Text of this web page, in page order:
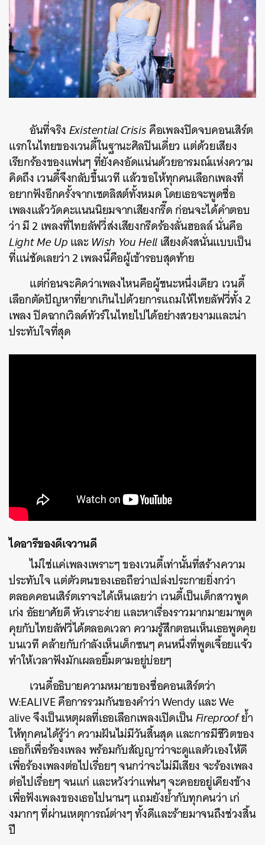
อันที่จริงExistential Crisisคือเพลงปิดจบคอนเสิร์ต
แรกในไทยของเวนดี้ในฐานะศิลปินเดี่ยว แต่ด้วยเสียง
เรียกร้องของแฟนๆ ที่ยังคงอัดแน่นด้วยอารมณ์แห่งความ
คิดถึง เวนดี้จึงกลับขึ้นเวที แล้วขอให้ทุกคนเลือกเพลงที่
อยากฟังอีกครั้งจากเซตลิสต์ทั้งหมด โดยเธอจะพูดชื่อ
เพลงแล้ววัดคะแนนนิยมจากเสียงกรี๊ด ก่อนจะได้คำตอบ
ว่า มี 2 เพลงที่ไทยลัฟวี่ส่งเสียงกรีดร้องลั่นฮอลล์ นั่นคือ
Light Me Upและ Wish You Hellเสียงดังสนั่นแบบเป็น
ที่แน่ชัดเลยว่า 2 เพลงนี้คือผู้เข้ารอบสุดท้าย
แต่ก่อนจะคิดว่าเพลงไหนคือผู้ชนะหนึ่งเดียว เวนดี้
เลือกตัดปัญหาที่ยากเกินไปด้วยการแถมให้ไทยลัฟวี่ทั้ง 2
เพลง ปิดฉากเวิลด์ทัวร์ในไทยไปได้อย่างสวยงามและน่า
ประทับใจที่สุด
ไดอารีของดีเจวานดี
ไม่ใช่แค่เพลงเพราะๆ ของเวนดี้เท่านั้นที่สร้างความ
ประทับใจ แต่ตัวตนของเธอถือว่าเปล่งประกายยิ่งกว่า
ตลอดคอนเสิร์ตเราจะได้เห็นเลยว่า เวนดี้เป็นเด็กสาวพูด
เก่ง อัธยาศัยดี หัวเราะง่าย และหาเรื่องราวมากมายมาพูด
คุยกับไทยลัฟวี่ได้ตลอดเวลา ความรู้สึกตอนเห็นเธอพูดคุย
บนเวที คล้ายกับกำลังเห็นเด็กซนๆ คนหนึ่งที่พูดเจื้อยแจ้ว
ทำให้เวลาฟังมักเผลอยิ้มตามอยู่บ่อยๆ
เวนดี้อธิบายความหมายของชื่อคอนเสิร์ตว่า
W:EALIVE คือการรวมกันของคำว่า Wendy และ We
alive จึงเป็นเหตุผลที่เธอเลือกเพลงเปิดเป็นFireproofย้ำ
ให้ทุกคนได้รู้ว่า ความฝันไม่มีวันสิ้นสุด และการมีชีวิตของ
เธอก็เพื่อร้องเพลง พร้อมกับสัญญาว่าจะดูแลตัวเองให้ดี
เพื่อร้องเพลงต่อไปเรื่อยๆ จนกว่าจะไม่มีเสียง จะร้องเพลง
ต่อไปเรื่อยๆ จนแก่ และหวังว่าแฟนๆ จะคอยอยู่เคียงข้าง
เพื่อฟังเพลงของเธอไปนานๆ แถมยังย้ำกับทุกคนว่า เก่
งมากๆ ที่ผ่านเหตุการณ์ต่างๆ ทั้งดีและร้ายมาจนถึงช่วงสิ้น
ปี